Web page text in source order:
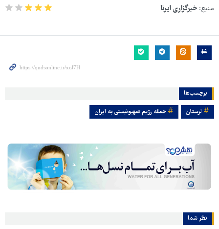
منبع: خبرگزاری ایرنا
برچسب‌ها
لرستان حمله رژیم صهیونیستی به ایران
نظر شما